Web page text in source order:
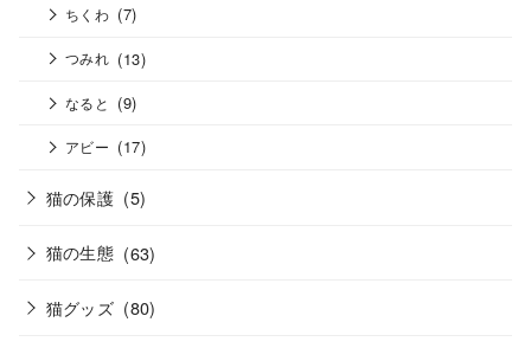
ちくわ (7)
つみれ (13)
なると (9)
アビー (17)
猫の保護 (5)
猫の生態 (63)
猫グッズ (80)